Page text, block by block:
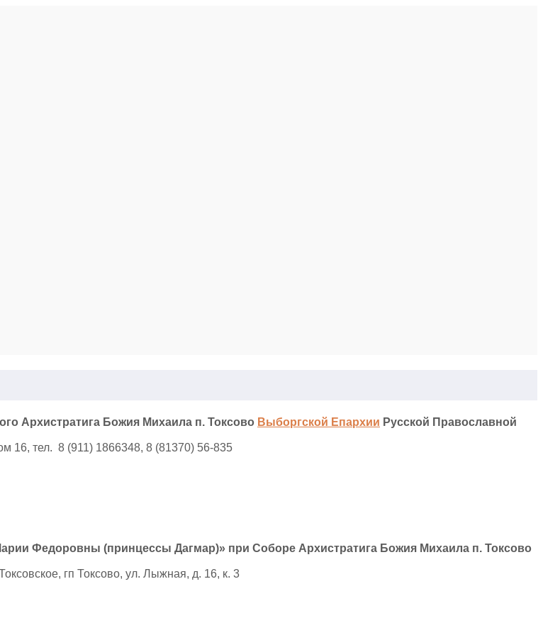
Архистратига Божия Михаила п. Токсово Выборгской Епархии Русской Православной
16, тел. 8 (911) 1866348, 8 (81370) 56-835
Федоровны (принцессы Дагмар)» при Соборе Архистратига Божия Михаила п. Токсово
гп Токсово, ул. Лыжная, д. 16, к. 3